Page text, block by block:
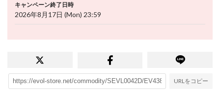
キャンペーン終了日時
2026年8月17日 (Mon) 23:59
URLをコピー